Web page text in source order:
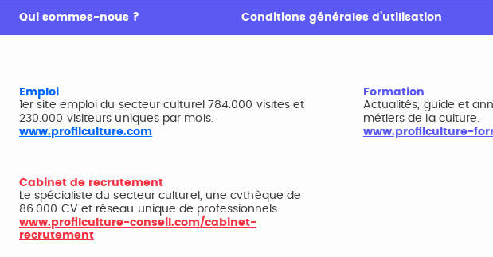
Qui sommes-nous ? Conditions générales d’utilisation
Emploi
1er site emploi du secteur culturel 784.000 visites et
230.000 visiteurs uniques par mois.
www.profilculture.com
Formation
Actualités, guide et
métiers de la culture.
www.profilculture-
Cabinet de recrutement
Le spécialiste du secteur culturel, une cvthèque de
86.000 CV et réseau unique de professionnels.
www.profilculture-conseil.com/cabinet-
recrutement